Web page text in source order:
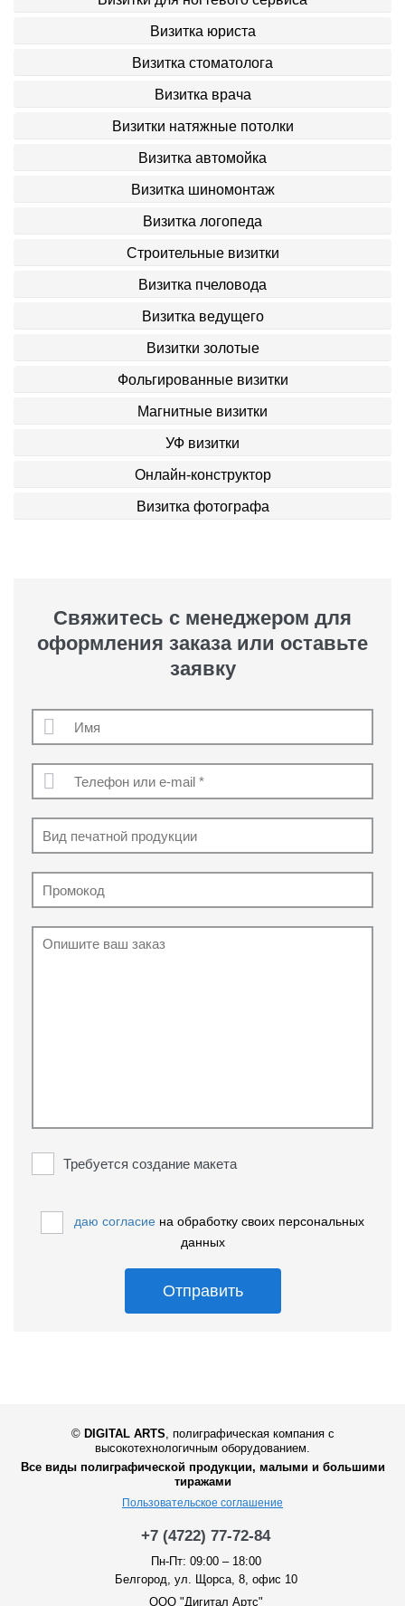
Визитка юриста
Визитка стоматолога
Визитка врача
Визитки натяжные потолки
Визитка автомойка
Визитка шиномонтаж
Визитка логопеда
Строительные визитки
Визитка пчеловода
Визитка ведущего
Визитки золотые
Фольгированные визитки
Магнитные визитки
УФ визитки
Онлайн-конструктор
Визитка фотографа
Свяжитесь с менеджером для
оформления заказа или оставьте
заявку
Требуется создание макета
даю согласие на обработку своих персональных
данных
Отправить
© DIGITAL ARTS
полиграфическая компания с
высокотехнологичным оборудованием.
Все виды полиграфической продукции, малыми и большими
тиражами
Пользовательское соглашение
+7 (4722) 77-72-84
Пн-Пт: 09:00 – 18:00
Белгород, ул. Щорса, 8, офис 10
ООО "Дигитал Артс"